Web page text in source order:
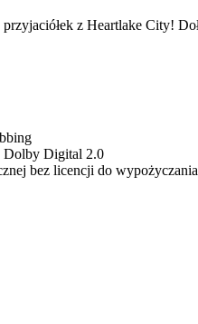
z Heartlake City!
Dolby Digital 2.0
bez licencji do wypożyczania